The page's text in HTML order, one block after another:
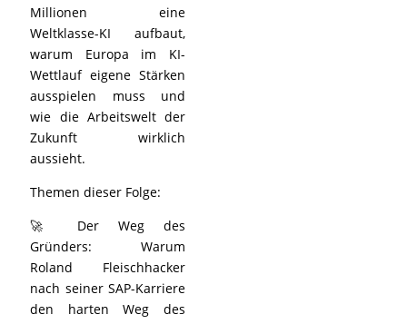
Millionen eine
Weltklasse-KI aufbaut,
warum Europa im KI-
Wettlauf eigene Stärken
ausspielen muss und
wie die Arbeitswelt der
Zukunft wirklich
aussieht.
Themen dieser Folge:
🚀 Der Weg des
Gründers: Warum
Roland Fleischhacker
nach seiner SAP-Karriere
den harten Weg des